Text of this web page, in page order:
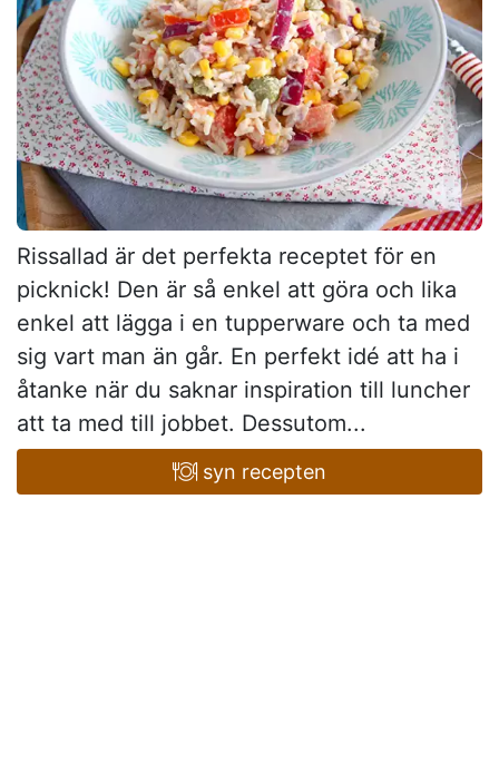
Rissallad är det perfekta receptet för en
picknick! Den är så enkel att göra och lika
enkel att lägga i en tupperware och ta med
sig vart man än går. En perfekt idé att ha i
åtanke när du saknar inspiration till luncher
att ta med till jobbet. Dessutom...
syn recepten